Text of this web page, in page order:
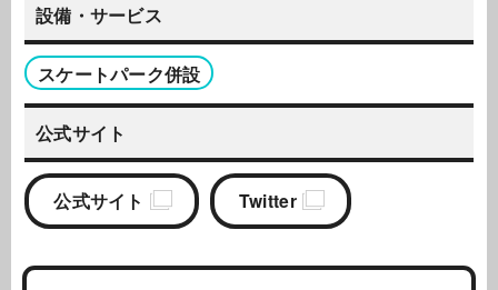
設備・サービス
スケートパーク併設
公式サイト
公式サイト Twitter